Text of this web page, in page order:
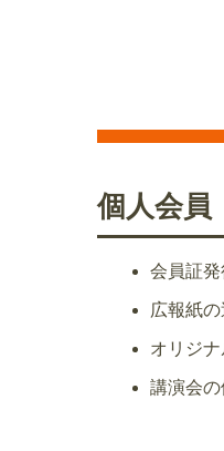
個人会員
会員証
広報紙
オリジナ
講演会の